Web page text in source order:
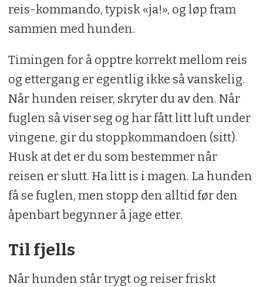
reis-kommando, typisk «ja!», og løp fram
sammen med hunden.
Timingen for å opptre korrekt mellom reis
og ettergang er egentlig ikke så vanskelig.
Når hunden reiser, skryter du av den. Når
fuglen så viser seg og har fått litt luft under
vingene, gir du stoppkommandoen (sitt).
Husk at det er du som bestemmer når
reisen er slutt. Ha litt is i magen. La hunden
få se fuglen, men stopp den alltid før den
åpenbart begynner å jage etter.
Til fjells
Når hunden står trygt og reiser friskt